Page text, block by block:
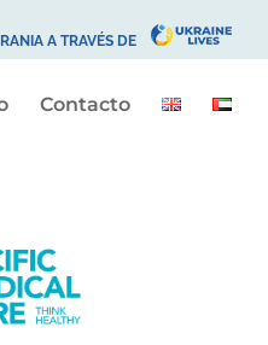
A TRAVÉS DE
Contacto